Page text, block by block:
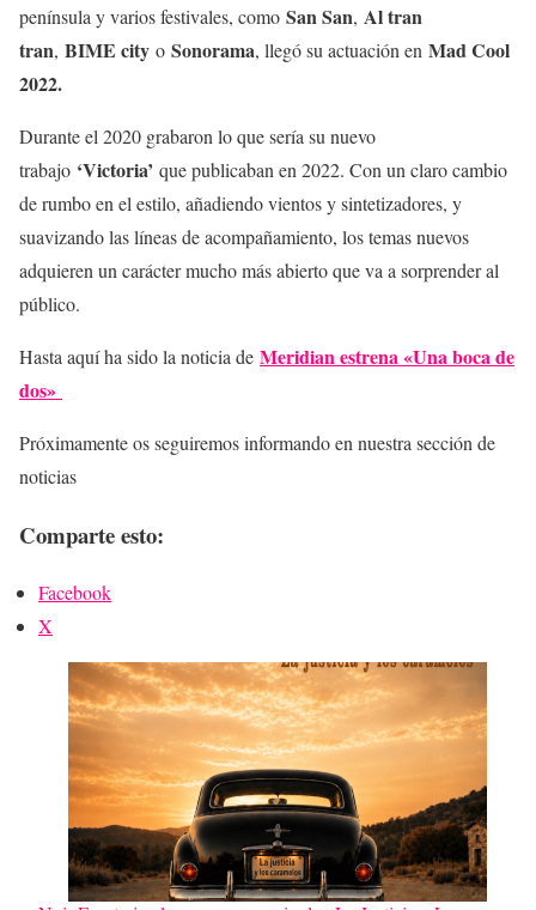
península y varios festivales, como San San, Al tran
tran, BIME city o Sonorama, llegó su actuación en Mad Cool
2022.
Durante el 2020 grabaron lo que sería su nuevo
trabajo ‘Victoria’ que publicaban en 2022. Con un claro cambio
de rumbo en el estilo, añadiendo vientos y sintetizadores, y
suavizando las líneas de acompañamiento, los temas nuevos
adquieren un carácter mucho más abierto que va a sorprender al
público.
Hasta aquí ha sido la noticia de Meridian estrena «Una boca de
dos»
Próximamente os seguiremos informando en nuestra sección de
noticias
Comparte esto:
Facebook
X